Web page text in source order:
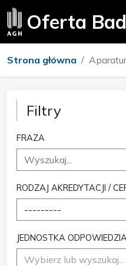
Oferta
Strona główna
Filtry
FRAZA
RODZAJ AKREDYTACJI /
---------
JEDNOSTKA
Wybierz lub wyszukaj...